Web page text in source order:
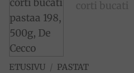
ETUSIVU / PASTAT